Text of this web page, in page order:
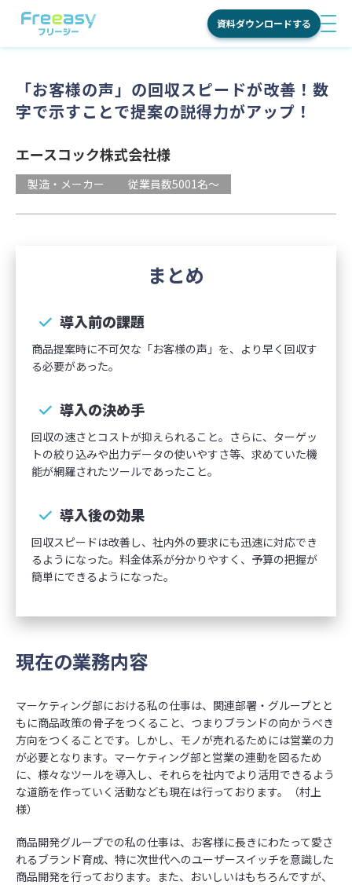
国内調査
海外調査
学術調査
特長
Freeasy
が選ばれ
る理由
オンライ
ビュー
ル
アンケー
トフォー
ム
安心して使え
回答品質
ティ
料金
ランド理
解
広告・デ
提案・意
思決定
広報・情
お役立ち情報
お役立ち
ブログ
調査レポ
ート
情報
よくあるご質問
グ
イ
ン
問
わ
せ
資料ダウンロードする
「お客様の声」の回収スピードが改善！数
字で示すことで提案の説得力がアップ！
エースコック株式会社様
製造・メーカー 従業員数5001名～
まとめ
導入前の課題
商品提案時に不可欠な「お客様の声」を、より早く回収す
る必要があった。
導入の決め手
回収の速さとコストが抑えられること。さらに、ターゲッ
トの絞り込みや出力データの使いやすさ等、求めていた機
能が網羅されたツールであったこと。
導入後の効果
回収スピードは改善し、社内外の要求にも迅速に対応でき
るようになった。料金体系が分かりやすく、予算の把握が
簡単にできるようになった。
現在の業務内容
マーケティング部における私の仕事は、関連部署・グループとと
もに商品政策の骨子をつくること、つまりブランドの向かうべき
方向をつくることです。しかし、モノが売れるためには営業の力
が必要となります。マーケティング部と営業の連動を図るため
に、様々なツールを導入し、それらを社内でより活用できるよう
な道筋を作っていく活動なども現在は行っております。（村上
様）
商品開発グループでの私の仕事は、お客様に長きにわたって愛さ
れるブランド育成、特に次世代へのユーザースイッチを意識した
商品開発を行っております。また、おいしいはもちろんですが、